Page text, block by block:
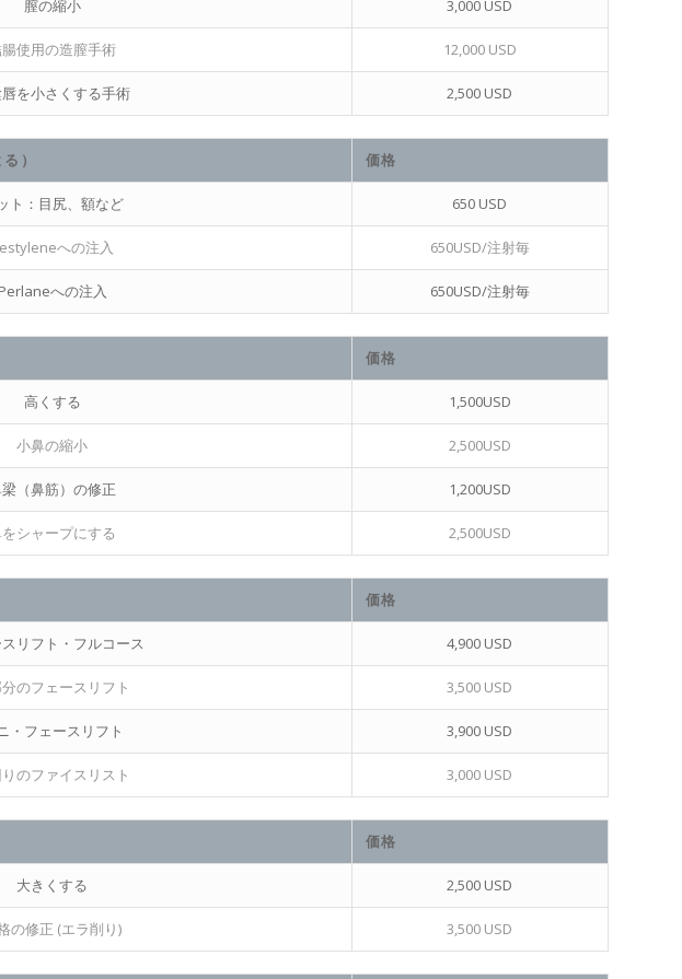
膣の縮小 3,000 USD
使用の造膣手術 12,000 USD
を小さくする手術 2,500 USD
） 価格
ト：目尻、額など 650 USD
への注入 650USD/注射毎
Perlaneへの注入 650USD/注射毎
価格
高くする 1,500USD
小鼻の縮小 2,500USD
（鼻筋）の修正 1,200USD
シャープにする 2,500USD
価格
リフト・フルコース 4,900 USD
のフェースリフト 3,500 USD
・フェースリフト 3,900 USD
のファイスリスト 3,000 USD
価格
大きくする 2,500 USD
の修正 (エラ削り) 3,500 USD